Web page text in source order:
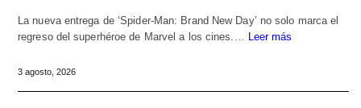
La nueva entrega de ‘Spider-Man: Brand New Day’ no solo marca el
regreso del superhéroe de Marvel a los cines.… Leer más
3 agosto, 2026